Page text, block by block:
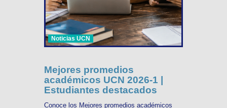
Noticias UCN
Mejores promedios
académicos UCN 2026-1 |
Estudiantes destacados
Conoce los Mejores promedios académicos